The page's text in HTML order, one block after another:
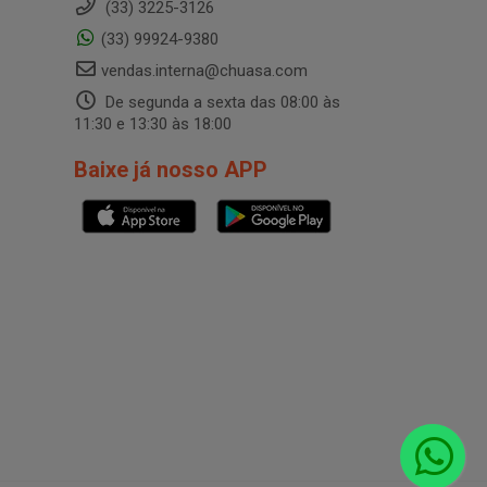
(33) 3225-3126
(33) 99924-9380
vendas.interna@chuasa.com
De segunda a sexta das 08:00 às
11:30 e 13:30 às 18:00
Baixe já nosso APP